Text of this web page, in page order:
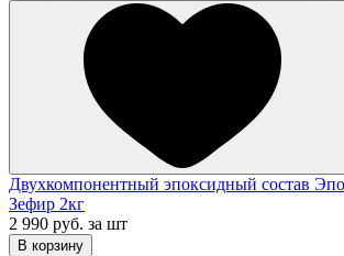
Двухкомпонентный эпоксидный состав
Зефир 2кг
2 990 руб. за шт
В корзину